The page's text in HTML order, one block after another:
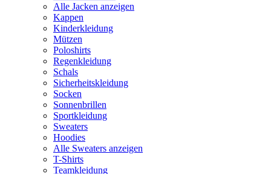
Alle Jacken anzeigen
Kappen
Kinderkleidung
Mützen
Poloshirts
Regenkleidung
Schals
Sicherheitskleidung
Socken
Sonnenbrillen
Sportkleidung
Sweaters
Hoodies
Alle Sweaters anzeigen
T-Shirts
Teamkleidung